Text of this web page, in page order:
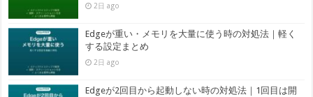
2日 ago
Edgeが重い・メモリを大量に使う時の対処法｜軽く
する設定まとめ
2日 ago
Edgeが2回目から起動しない時の対処法｜1回目は開